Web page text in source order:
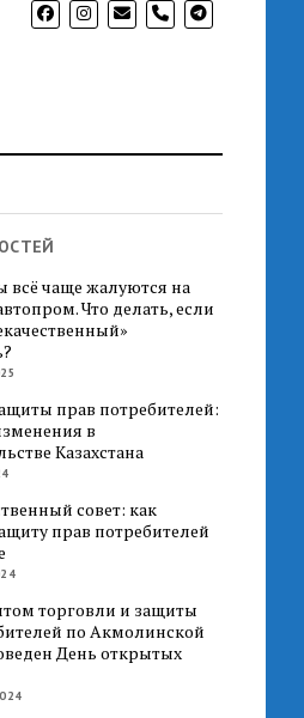
phone
всё чаще жалуются на
Что делать, если
прав потребителей:
в
Казахстана
совет: как
прав потребителей
торговли и защиты
по Акмолинской
День открытых